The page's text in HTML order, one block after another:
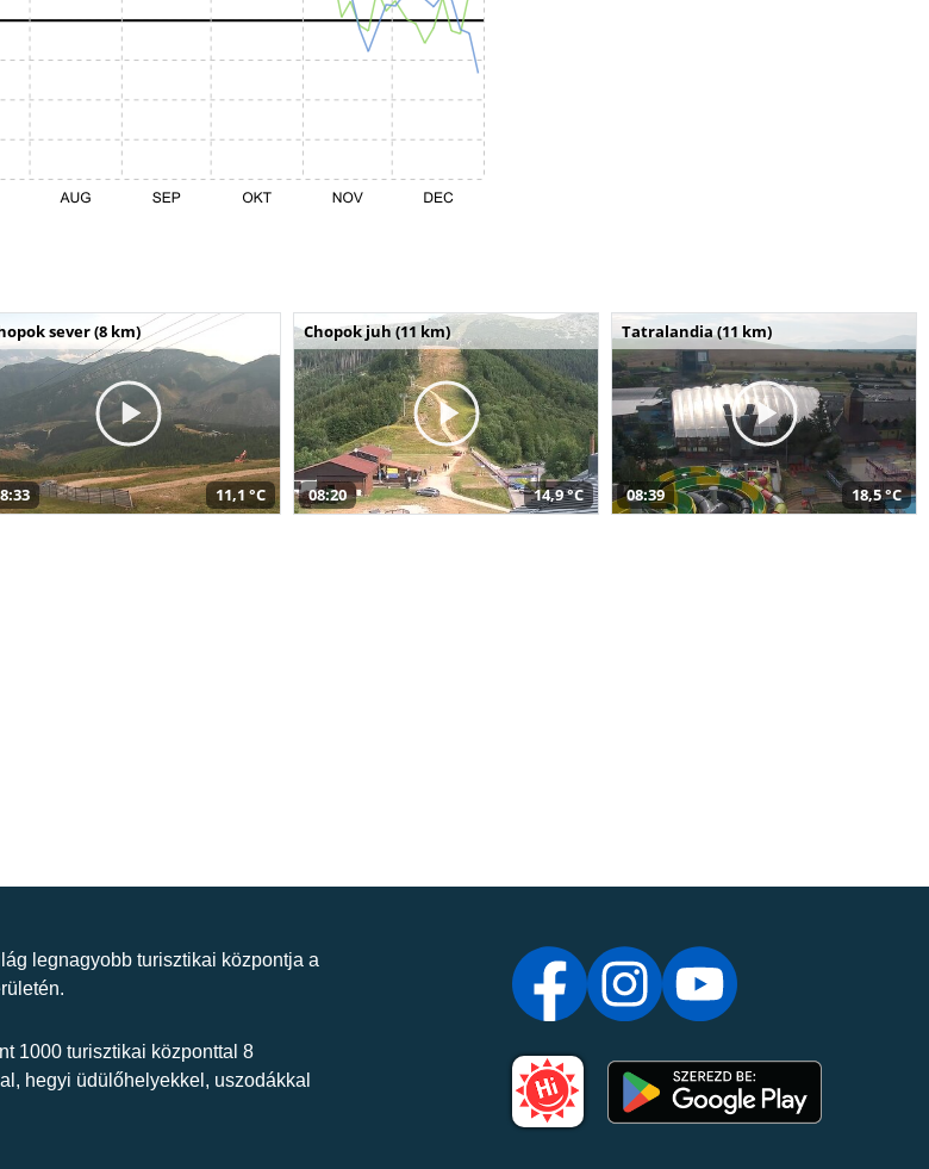
sever (8 km)
11,1 °C
Chopok juh (11 km)
08:20 14,9 °C
Tatralandia (11 km)
08:39 18,5 °C
legnagyobb turisztikai központja a
1000 turisztikai központtal 8
hegyi üdülőhelyekkel, uszodákkal